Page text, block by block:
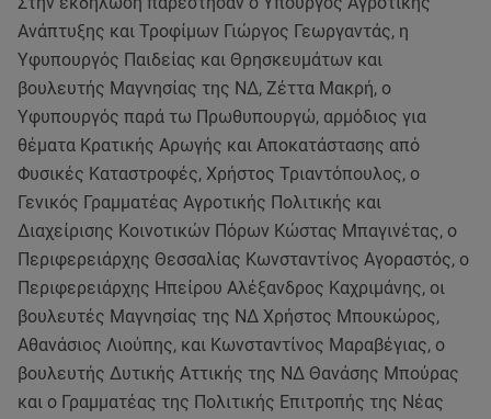
Ανάπτυξης και Τροφίμων Γιώργος Γεωργαντάς, η
Υφυπουργός Παιδείας και Θρησκευμάτων και
βουλευτής Μαγνησίας της ΝΔ, Ζέττα Μακρή, ο
Υφυπουργός παρά τω Πρωθυπουργώ, αρμόδιος για
θέματα Κρατικής Αρωγής και Αποκατάστασης από
Φυσικές Καταστροφές, Χρήστος Τριαντόπουλος, ο
Γενικός Γραμματέας Αγροτικής Πολιτικής και
Διαχείρισης Κοινοτικών Πόρων Κώστας Μπαγινέτας, ο
Περιφερειάρχης Θεσσαλίας Κωνσταντίνος Αγοραστός, ο
Περιφερειάρχης Ηπείρου Αλέξανδρος Καχριμάνης, οι
βουλευτές Μαγνησίας της ΝΔ Χρήστος Μπουκώρος,
Αθανάσιος Λιούπης, και Κωνσταντίνος Μαραβέγιας, ο
βουλευτής Δυτικής Αττικής της ΝΔ Θανάσης Μπούρας
και ο Γραμματέας της Πολιτικής Επιτροπής της Νέας